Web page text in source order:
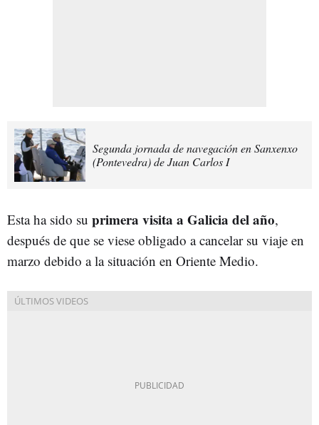
Segunda jornada de navegación en Sanxenxo
(Pontevedra) de Juan Carlos I
Esta ha sido su primera visita a Galicia del año,
después de que se viese obligado a cancelar su viaje en
marzo debido a la situación en Oriente Medio.